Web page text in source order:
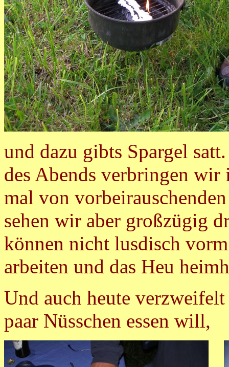
und dazu gibts Spargel
des Abends verbringen
mal von
sehen wir aber großzügig
können nicht lusdisch
arbeiten und das Heu
Und auch heute
paar Nüsschen essen will,